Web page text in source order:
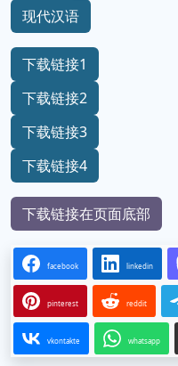
现代汉语
下载链接1
下载链接2
下载链接3
下载链接4
下载链接在页面底部
facebook linkedin
pinterest reddit
vkontakte whatsapp